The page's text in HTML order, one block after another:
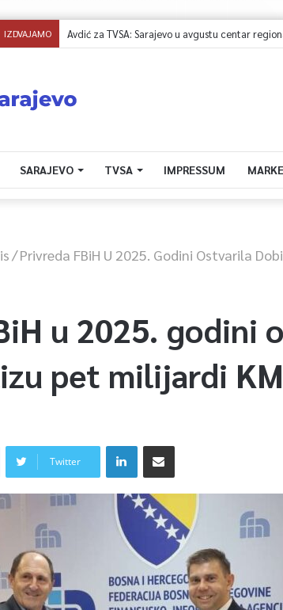
IZDVAJAMO Avdić za TVSA: Sarajevo u avgustu centar
SARAJEVO TVSA IMPRESSUM
/Privreda FBiH U 2025. Godini Ostvarila
u 2025. godini
pet milijardi KM
Twitter